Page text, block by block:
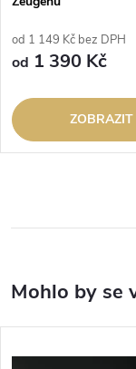
od 1 149 Kč bez DPH
od 1 390 Kč
ZOBRAZIT